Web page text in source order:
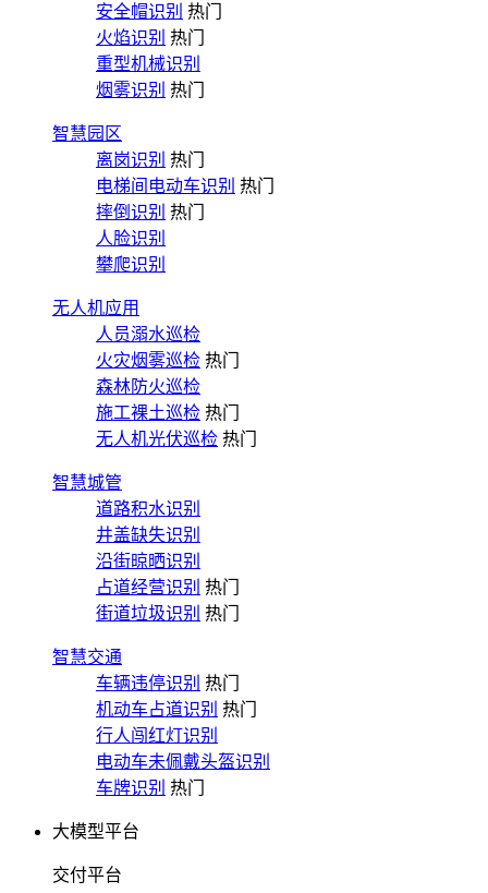
安全帽识别 热门
火焰识别 热门
重型机械识别
烟雾识别 热门
智慧园区
离岗识别 热门
电梯间电动车识别 热门
摔倒识别 热门
人脸识别
攀爬识别
无人机应用
人员溺水巡检
火灾烟雾巡检 热门
森林防火巡检
施工裸土巡检 热门
无人机光伏巡检 热门
智慧城管
道路积水识别
井盖缺失识别
沿街晾晒识别
占道经营识别 热门
街道垃圾识别 热门
智慧交通
车辆违停识别 热门
机动车占道识别 热门
行人闯红灯识别
电动车未佩戴头盔识别
车牌识别 热门
大模型平台
交付平台